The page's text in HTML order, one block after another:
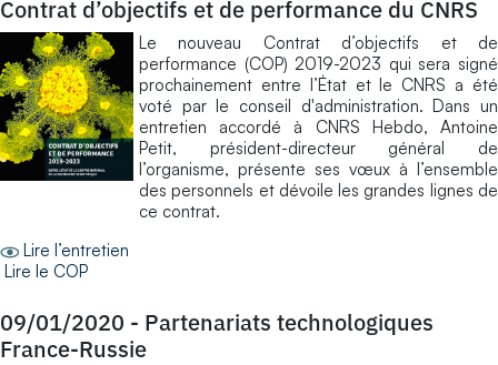
Contrat d’objectifs et de performance du CNRS
Le nouveau Contrat d’objectifs et de
performance (COP) 2019-2023 qui sera signé
prochainement entre l’État et le CNRS a été
voté par le conseil d'administration. Dans un
entretien accordé à CNRS Hebdo, Antoine
Petit, président-directeur général de
l’organisme, présente ses vœux à l’ensemble
des personnels et dévoile les grandes lignes de
ce contrat.
Lire l’entretien
Lire le COP
09/01/2020 - Partenariats technologiques
France-Russie